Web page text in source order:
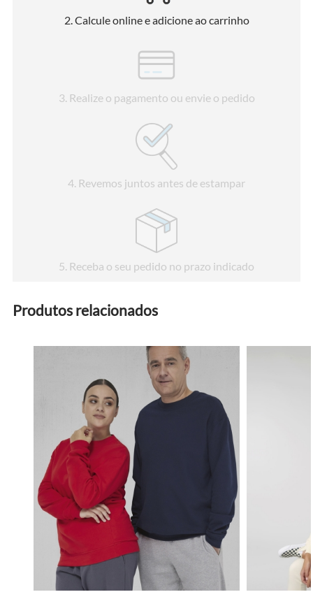
2. Calcule online e adicione ao carrinho
3. Realize o pagamento ou envie o pedido
4. Revemos juntos antes de estampar
5. Receba o seu pedido no prazo indicado
Produtos relacionados